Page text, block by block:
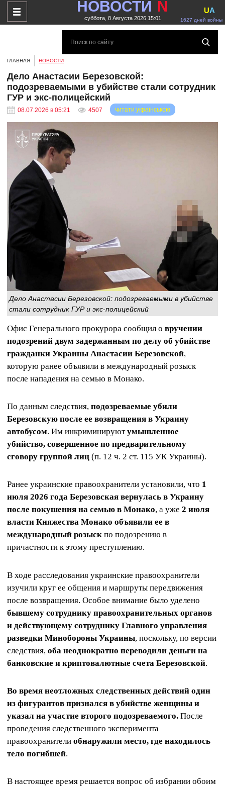
НОВОСТИ N
суббота, 8 Августа 2026 15:01 1627 дней войны
UA
ГЛАВНАЯ НОВОСТИ
Дело Анастасии Березовской:
подозреваемыми в убийстве стали сотрудник
ГУР и экс-полицейский
08.07.2026 в 05:21 4507 читати українською
Дело Анастасии Березовской: подозреваемыми в убийстве
стали сотрудник ГУР и экс-полицейский
Офис Генерального прокурора сообщил о вручении
подозрений двум задержанным по делу об убийстве
гражданки Украины Анастасии Березовской,
которую ранее объявили в международный розыск
после нападения на семью в Монако.
По данным следствия, подозреваемые убили
Березовскую после ее возвращения в Украину
автобусом. Им инкриминируютумышленное
убийство, совершенное по предварительному
сговору группой лиц (п. 12 ч. 2 ст. 115 УК Украины).
Ранее украинские правоохранители установили, что 1
июля 2026 года Березовская вернулась в Украину
после покушения на семью в Монако, а уже 2 июля
власти Княжества Монако объявили ее в
международный розыск по подозрению в
причастности к этому преступлению.
В ходе расследования украинские правоохранители
изучили круг ее общения и маршруты передвижения
после возвращения. Особое внимание было уделено
бывшему сотруднику правоохранительных органов
и действующему сотруднику Главного управления
разведки Минобороны Украины, поскольку, по версии
следствия, оба неоднократно переводили деньги на
банковские и криптовалютные счета Березовской.
Во время неотложных следственных действий один
из фигурантов признался в убийстве женщины и
указал на участие второго подозреваемого. После
проведения следственного эксперимента
правоохранители обнаружили место, где находилось
тело погибшей.
В настоящее время решается вопрос об избрании обоим